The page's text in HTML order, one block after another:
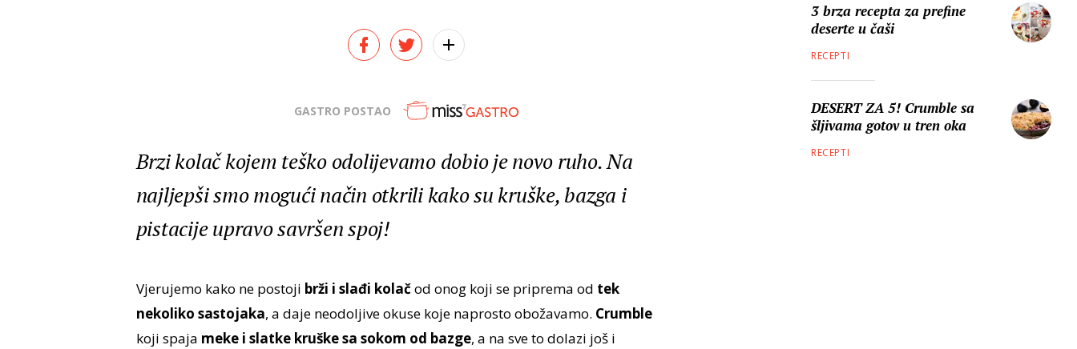
GASTRO POSTAO
Brzi kolač kojem teško odolijevamo dobio je novo ruho. Na
najljepši smo mogući način otkrili kako su kruške, bazga i
pistacije upravo savršen spoj!
Vjerujemo kako ne postoji brži i slađi kolačod onog koji se priprema od tek
nekoliko sastojaka, a daje neodoljive okuse koje naprosto obožavamo. Crumble
koji spaja meke i slatke kruške sa sokom od bazge, a na sve to dolazi još i
3 brza recepta za prefine
deserte u čaši
RECEPTI
DESERT ZA 5! Crumble sa
šljivama gotov u tren oka
RECEPTI